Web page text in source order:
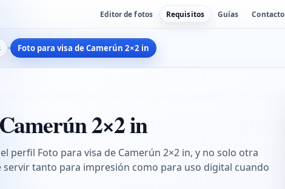
Editor de fotos Requisitos Guías Contacto
Foto para visa de Camerún 2×2 in
2×2 in
perfil Foto para visa de Camerún 2×2 in, y no solo otra
servir tanto para impresión como para uso digital cuando